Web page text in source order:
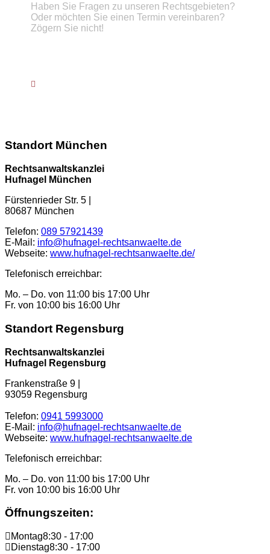
Haben Sie Fragen zu unseren Rechtsgebieten?
Oder möchten Sie einen Termin vereinbaren?
Zögern Sie nicht!
Standort München
Rechtsanwaltskanzlei
Hufnagel München
Fürstenrieder Str. 5
80687 München
Telefon: 089 57921439
E-Mail: info@hufnagel-rechtsanwaelte.de
Webseite: www.hufnagel-rechtsanwaelte.de/
Telefonisch erreichbar:
Mo. – Do. von 11:00 bis 17:00 Uhr
Fr. von 10:00 bis 16:00 Uhr
Standort Regensburg
Rechtsanwaltskanzlei
Hufnagel Regensburg
Frankenstraße 9 |
93059 Regensburg
Telefon: 0941 5993000
E-Mail: info@hufnagel-rechtsanwaelte.de
Webseite: www.hufnagel-rechtsanwaelte.de
Telefonisch erreichbar:
Mo. – Do. von 11:00 bis 17:00 Uhr
Fr. von 10:00 bis 16:00 Uhr
Öffnungszeiten:
Montag8:30 - 17:00
Dienstag8:30 - 17:00